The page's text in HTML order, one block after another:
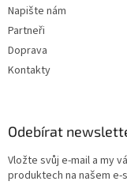
Napište nám
Partneři
Doprava
Kontakty
Odebírat
Vložte svůj e-mail a my
produktech na našem e-